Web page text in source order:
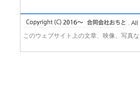
このウェブサイト上の文章、映像、写真